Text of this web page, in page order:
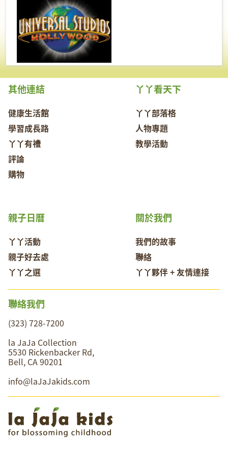
其他連結
健康生活館
學習成長路
丫丫有禮
評論
購物
丫丫看天下
丫丫部落格
人物專題
教學活動
關於我們
我們的故事
聯絡
丫丫夥伴 + 友情連接
親子日曆
丫丫活動
親子好去處
丫丫之選
聯絡我們
(323) 728-7200
la JaJa Collection
5530 Rickenbacker Rd,
Bell, CA 90201
info@laJaJakids.com